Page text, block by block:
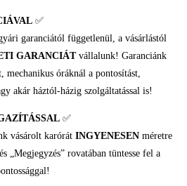
✅
garanciától függetlenül, a vásárlástól
GARANCIÁTvállalunk! Garanciánk
mechanikus óráknál a pontosítást,
akár háztól-házig szolgáltatással is!
✅
vásárolt karórát INGYENESEN méretre
„Megjegyzés” rovatában tüntesse fel a